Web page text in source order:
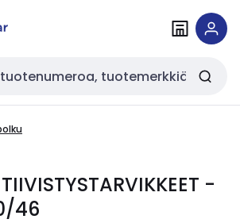
-
46